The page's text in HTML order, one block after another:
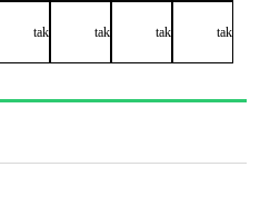
tak tak tak tak